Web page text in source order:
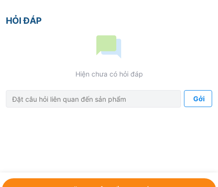
HỎI ĐÁP
Hiện chưa có hỏi đáp
Gởi